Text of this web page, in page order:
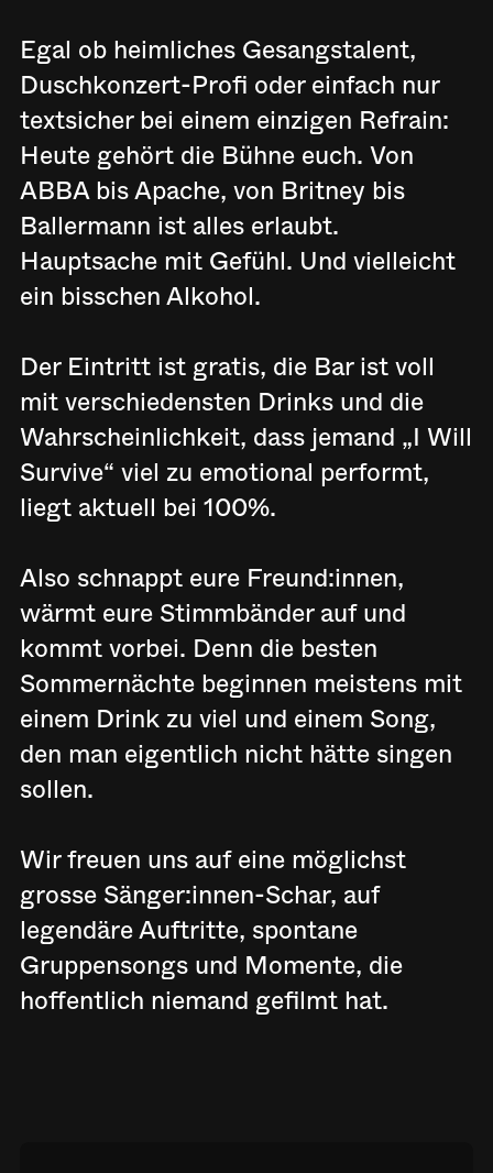
Egal ob heimliches Gesangstalent,
Duschkonzert-Profi oder einfach nur
textsicher bei einem einzigen Refrain:
Heute gehört die Bühne euch. Von
ABBA bis Apache, von Britney bis
Ballermann ist alles erlaubt.
Hauptsache mit Gefühl. Und vielleicht
ein bisschen Alkohol.
Der Eintritt ist gratis, die Bar ist voll
mit verschiedensten Drinks und die
Wahrscheinlichkeit, dass jemand „I Will
Survive“ viel zu emotional performt,
liegt aktuell bei 100%.
Also schnappt eure Freund:innen,
wärmt eure Stimmbänder auf und
kommt vorbei. Denn die besten
Sommernächte beginnen meistens mit
einem Drink zu viel und einem Song,
den man eigentlich nicht hätte singen
sollen.
Wir freuen uns auf eine möglichst
grosse Sänger:innen-Schar, auf
legendäre Auftritte, spontane
Gruppensongs und Momente, die
hoffentlich niemand gefilmt hat.